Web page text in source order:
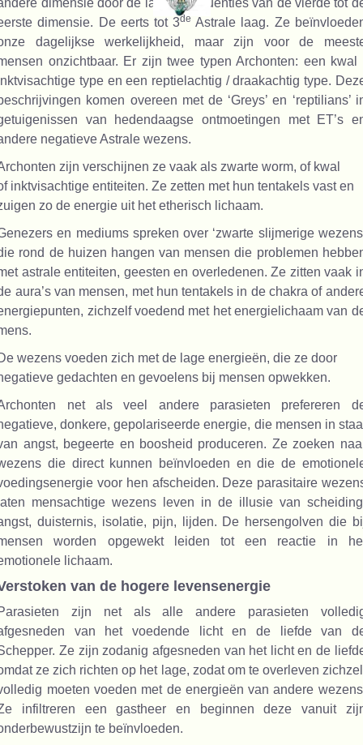
dimensie door de lagere frequenties van de vierde tot
dimensie. De eerts tot 3de Astrale laag. Ze
dagelijkse werkelijkheid, maar zijn voor de
onzichtbaar. Er zijn twee typen Archonten: een kwal
type en een reptielachtig / draakachtig type.
komen overeen met de ‘Greys’ en ‘reptilians’
van hedendaagse ontmoetingen met ET’s
negatieve Astrale wezens.
zijn verschijnen ze vaak als zwarte worm, of kwal
inktvisachtige entiteiten. Ze zetten met hun tentakels vast en
zo de energie uit het etherisch lichaam.
en mediums spreken over ‘zwarte slijmerige
rond de huizen hangen van mensen die problemen
astrale entiteiten, geesten en overledenen. Ze zitten vaak
aura’s van mensen, met hun tentakels in de chakra of
zichzelf voedend met het energielichaam van
wezens voeden zich met de lage energieën, die ze door
gedachten en gevoelens bij mensen opwekken.
net als veel andere parasieten prefereren
donkere, gepolariseerde energie, die mensen in
angst, begeerte en boosheid produceren. Ze zoeken
die direct kunnen beïnvloeden en die de
voor hen afscheiden. Deze parasitaire
mensachtige wezens leven in de illusie van
duisternis, isolatie, pijn, lijden. De hersengolven die
worden opgewekt leiden tot een reactie in
lichaam.
van de hogere levensenergie
zijn net als alle andere parasieten
van het voedende licht en de liefde van
Ze zijn zodanig afgesneden van het licht en de
ze zich richten op het lage, zodat om te overleven
moeten voeden met de energieën van andere
infiltreren een gastheer en beginnen deze vanuit
te beïnvloeden.